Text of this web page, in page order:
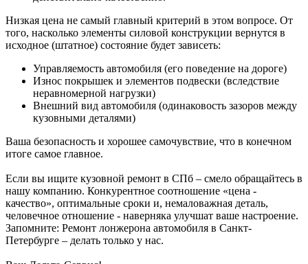
Низкая цена не самый главный критерий в этом вопросе. От
того, насколько элементы силовой конструкции вернутся в
исходное (штатное) состояние будет зависеть:
Управляемость автомобиля (его поведение на дороге)
Износ покрышек и элементов подвески (вследствие
неравномерной нагрузки)
Внешний вид автомобиля (одинаковость зазоров между
кузовными деталями)
Ваша безопасность и хорошее самочувствие, что в конечном
итоге самое главное.
Если вы ищите кузовной ремонт в СПб – смело обращайтесь в
нашу компанию. Конкурентное соотношение «цена -
качество», оптимальные сроки и, немаловажная деталь,
человечное отношение - наверняка улучшат ваше настроение.
Запомните: Ремонт лонжерона автомобиля в Санкт-
Петербурге – делать только у нас.